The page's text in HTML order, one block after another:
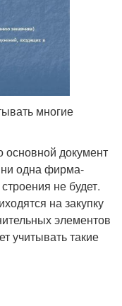
многие
основной документ
ни одна фирма-
не будет.
на закупку
элементов
учитывать такие